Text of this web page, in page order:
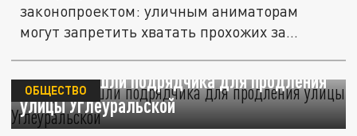
законопроектом: уличным аниматорам
могут запретить хватать прохожих за...
В Перми нашли подрядчика для продления
улицы Углеуральской
ОБЩЕСТВО